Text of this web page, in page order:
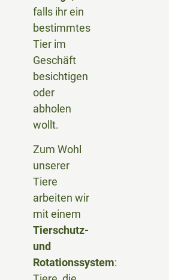
falls ihr ein
bestimmtes
Tier im
Geschäft
besichtigen
oder
abholen
wollt.
Zum Wohl
unserer
Tiere
arbeiten wir
mit einem
Tierschutz-
und
Rotationssystem: